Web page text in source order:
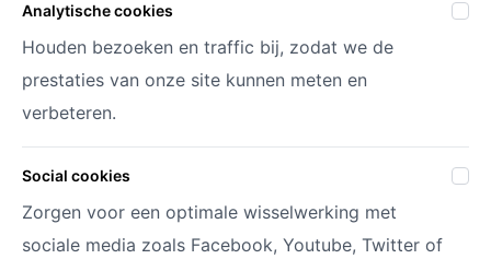
Mijn account
Inloggen
Registreren
Privacy policy
Analytische cookies
Houden bezoeken en traffic bij, zodat we de
prestaties van onze site kunnen meten en
verbeteren.
Social cookies
Zorgen voor een optimale wisselwerking met
sociale media zoals Facebook, Youtube, Twitter of